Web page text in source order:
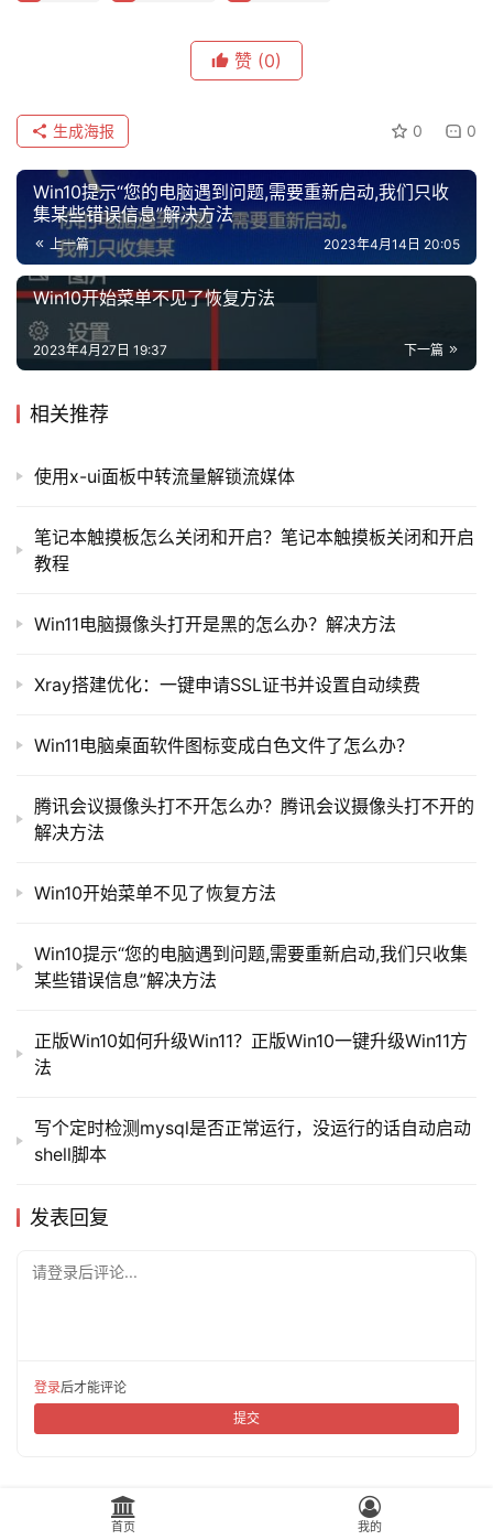
赞 (0)
0 0
生成海报
Win10提示“您的电脑遇到问题,需要重新启动,我们只收
集某些错误信息”解决方法
上一篇 2023年4月14日 20:05
Win10开始菜单不见了恢复方法
下一篇
2023年4月27日 19:37
相关推荐
使用x-ui面板中转流量解锁流媒体
笔记本触摸板怎么关闭和开启？笔记本触摸板关闭和开启
教程
Win11电脑摄像头打开是黑的怎么办？解决方法
Xray搭建优化：一键申请SSL证书并设置自动续费
Win11电脑桌面软件图标变成白色文件了怎么办？
腾讯会议摄像头打不开怎么办？腾讯会议摄像头打不开的
解决方法
Win10开始菜单不见了恢复方法
Win10提示“您的电脑遇到问题,需要重新启动,我们只收集
某些错误信息”解决方法
正版Win10如何升级Win11？正版Win10一键升级Win11方
法
写个定时检测mysql是否正常运行，没运行的话自动启动
shell脚本
发表回复
请登录后评论...
登录后才能评论
提交
首页 我的